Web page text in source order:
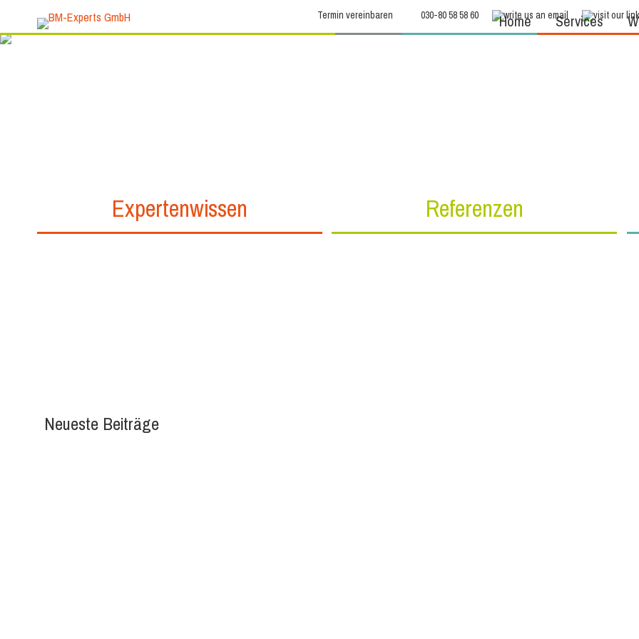
Termin vereinbaren 030-80 58 58 60 Home Services
Expertenwissen Referenzen
Neueste Beiträge